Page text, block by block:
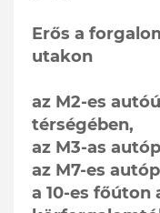
Erős a
utakon
az M2-es
térségében,
az M3-as
az M7-es
a 10-es főúton